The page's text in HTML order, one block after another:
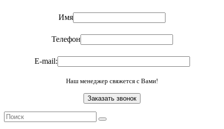
Имя
Телефон
E-mail:
Наш менеджер свяжется с Вами!